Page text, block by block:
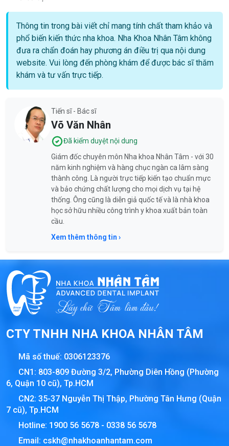
Thông tin trong bài viết chỉ mang tính chất tham khảo và
phổ biến kiến thức nha khoa. Nha Khoa Nhân Tâm không
đưa ra chẩn đoán hay phương án điều trị qua nội dung
website. Vui lòng đến phòng khám để được bác sĩ thăm
khám và tư vấn trực tiếp.
Tiến sĩ - Bác sĩ
Võ Văn Nhân
Đã kiểm duyệt nội dung
Giám đốc chuyên môn Nha khoa Nhân Tâm - với 30
năm kinh nghiệm và hàng chục ngàn ca lâm sàng
thành công. Là người trực tiếp kiến tạo chuẩn mực
và bảo chứng chất lượng cho mọi dịch vụ tại hệ
thống. Ông cũng là diễn giả quốc tế và là nhà khoa
học sở hữu nhiều công trình y khoa xuất bản toàn
cầu.
Xem thêm thông tin ›
CTY TNHH NHA KHOA NHÂN TÂM
Mã số thuế: 0306123376
CN1: 803-809 Đường 3/2, Phường Diên Hồng (Phường
6, Quận 10 cũ), Tp.HCM
CN2: 35-37 Nguyễn Thị Thập, Phường Tân Hưng (Quận
7 cũ), Tp.HCM
Hotline: 1900 56 5678 - 0338 56 5678
Email: cskh@nhakhoanhantam.com